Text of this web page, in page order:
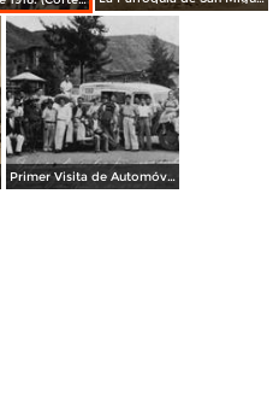
Primer Visita de Automóviles a Ejutla el 18 de Junio de 1943 (Cortesía: María Ninfa González)